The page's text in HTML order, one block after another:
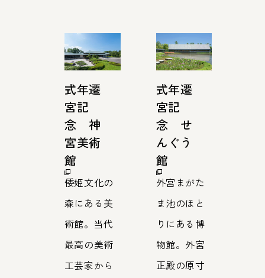
式年遷
宮記
念 神
宮美術
館
倭姫文化の
森にある美
術館。当代
最高の美術
工芸家から
式年遷
宮記
念 せ
んぐう
館
外宮まがた
ま池のほと
りにある博
物館。外宮
正殿の原寸